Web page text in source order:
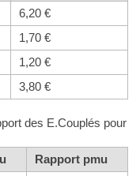
6,20 €
1,70 €
1,20 €
3,80 €
des E.Couplés pour
Rapport pmu